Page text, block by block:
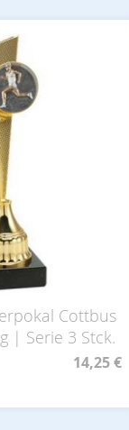
Cottbus
| Serie 3 Stck.
14,25 €